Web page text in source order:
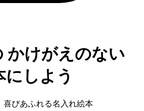
かけがえのない
にしよう
喜びあふれる名入れ絵本